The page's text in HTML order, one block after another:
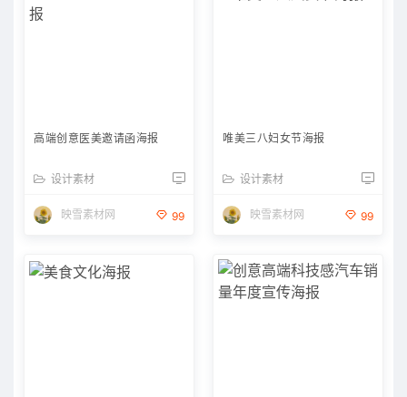
高端创意医美邀请函海报
设计素材
映雪素材网 99
唯美三八妇女节海报
设计素材
映雪素材网 99